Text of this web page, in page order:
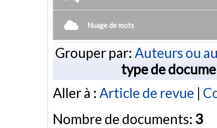
Nuage de mots
Grouper par: Auteurs ou
type de
Aller à : Article de revue |
Nombre de documents: 3